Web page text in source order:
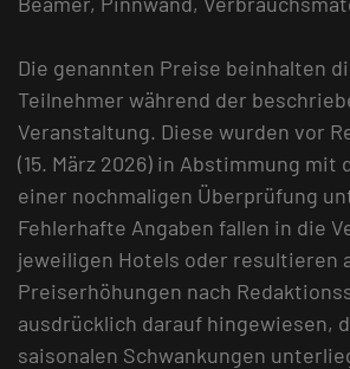
Die genannten Preise beinhalten
Teilnehmer während der
Veranstaltung. Diese wurden vor
(15. März 2026) in Abstimmung mit
einer nochmaligen Überprüfung
Fehlerhafte Angaben fallen in die
jeweiligen Hotels oder resultieren
Preiserhöhungen nach
ausdrücklich darauf hingewiesen,
saisonalen Schwankungen